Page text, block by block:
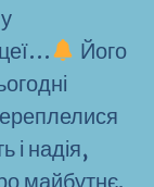
Його
і надія,
майбутнє.